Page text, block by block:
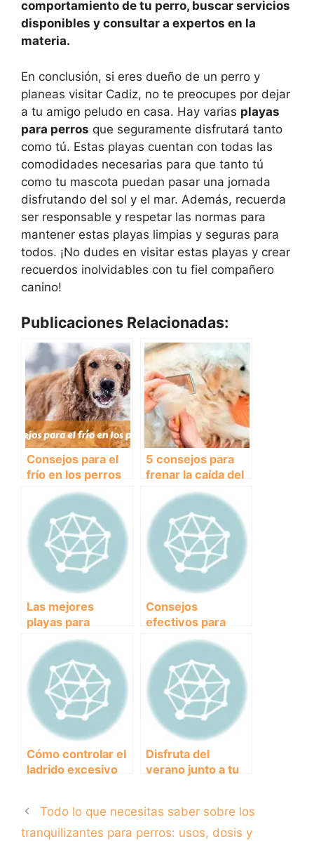
comportamiento de tu perro, buscar servicios
disponibles y consultar a expertos en la
materia.
En conclusión, si eres dueño de un perro y
planeas visitar Cadiz, no te preocupes por dejar
a tu amigo peludo en casa. Hay varias playas
para perros que seguramente disfrutará tanto
como tú. Estas playas cuentan con todas las
comodidades necesarias para que tanto tú
como tu mascota puedan pasar una jornada
disfrutando del sol y el mar. Además, recuerda
ser responsable y respetar las normas para
mantener estas playas limpias y seguras para
todos. ¡No dudes en visitar estas playas y crear
recuerdos inolvidables con tu fiel compañero
canino!
Publicaciones Relacionadas:
Consejos para el
frío en los perros
5 consejos para
frenar la caída del
pelo en los perros
Las mejores
playas para
disfrutar con tu
perro: guía
completa y
actualizada
Consejos
efectivos para
evitar que tu
cachorro muerda
todo a su
alrededor.
Cómo controlar el
ladrido excesivo
Disfruta del
verano junto a tu
con playa para
perros
Todo lo que necesitas saber sobre los
tranquilizantes para perros: usos, dosis y